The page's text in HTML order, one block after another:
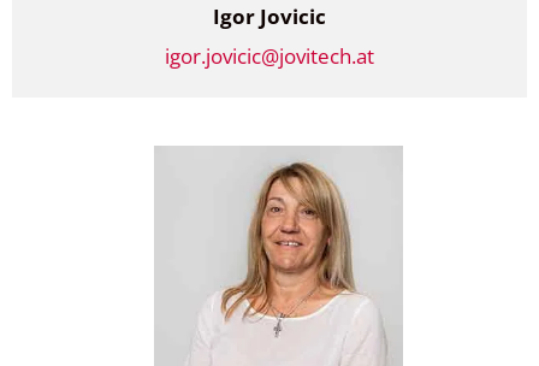
Igor Jovicic
igor.jovicic@jovitech.at